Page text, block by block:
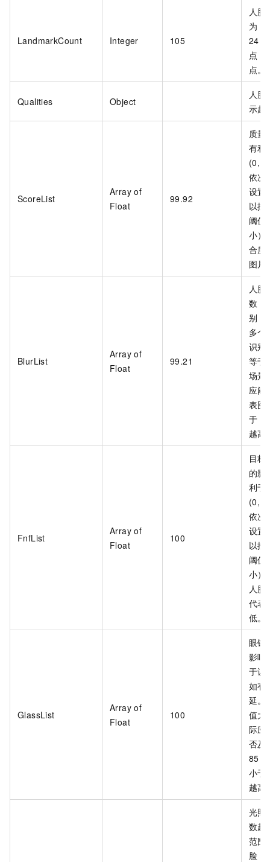
LandmarkCount Integer 105
人
为
24
点，
点。
Qualities Object
人
示越
ScoreList
Array of
Float
99.92
质量
有利
依次
设置
以按
阈值
小）
合质
图片
BlurList
Array of
Float
99.21
人
数，
别，
多个
识别
等于
场景
应阈
表图
于
越高
FnfList
Array of
Float
100
目标
的影
利于
依次
设置
以按
阈值
小）
人脸
代表
低。
GlassList
Array of
Float
100
眼镜
影响
于识
如有
延。
值大
际应
否及
85
小于
越高
光照
数越
范围
脸，